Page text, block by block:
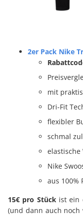
2er Pack Nike
mit
Dri-Fit
flexibler
schmal
elastische
Nike
aus 100%
15€ pro Stückist ein
(und dann auch noch